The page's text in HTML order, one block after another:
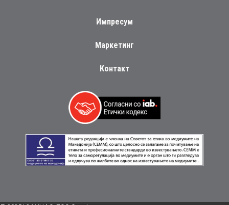
Импресум
Маркетинг
Контакт